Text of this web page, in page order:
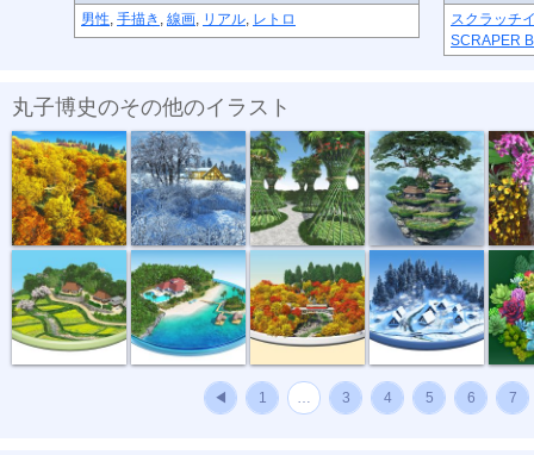
男性, 手描き , 線画, リアル, レトロ
スクラッチ
SCRAPER
丸子博史のその他のイラスト
紅葉 冬景色 トロピカル竹...
盆景 春 盆景 夏 盆景 秋 盆景 冬 花の
◀ 1 … 3 4 5 6 7